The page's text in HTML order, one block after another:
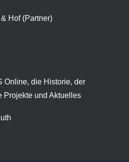
& Hof (Partner)
Online, die Historie, der
Projekte und Aktuelles